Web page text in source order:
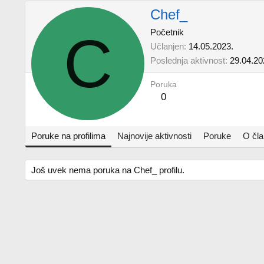
C
Chef_
Početnik
Učlanjen 14.05.2023.
Poslednja aktivnost
Poruka
0
Poruke na profilima Najnovije aktivnosti Poruke O
Još uvek nema poruka na Chef_ profilu.